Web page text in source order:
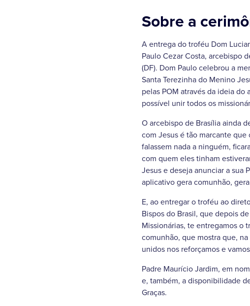
Sobre a
A entrega do troféu Dom
Paulo Cezar Costa, arcebispo
(DF). Dom Paulo celebrou a
Santa Terezinha do Menino
pelas POM através da ideia
possível unir todos os
O arcebispo de Brasília ainda
com Jesus é tão marcante
falassem nada a ninguém,
com quem eles tinham
Jesus e deseja anunciar a sua
aplicativo gera comunhão,
E, ao entregar o troféu ao
Bispos do Brasil, que depois
Missionárias, te entregamos o
comunhão, que mostra que,
unidos nos reforçamos e
Padre Maurício Jardim, em
e, também, a disponibilidade
Graças.